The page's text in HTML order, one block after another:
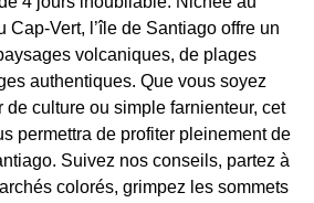
Cap-Vert, l’île de Santiago offre un
volcaniques, de plages
authentiques. Que vous soyez
de culture ou simple farnienteur, cet
permettra de profiter pleinement de
Suivez nos conseils, partez à
colorés, grimpez les sommets